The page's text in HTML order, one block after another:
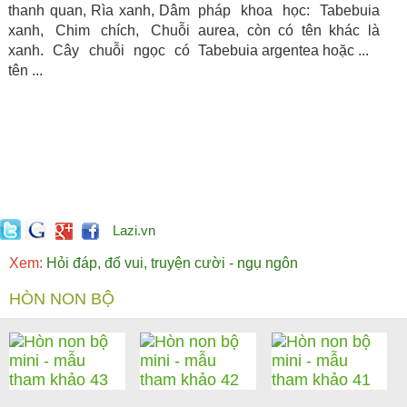
thanh quan, Rìa xanh, Dâm
xanh, Chim chích, Chuỗi
xanh. Cây chuỗi ngọc có
tên ...
pháp khoa học: Tabebuia
aurea, còn có tên khác là
Tabebuia argentea hoặc ...
Lazi.vn
Xem: Hỏi đáp, đố vui, truyện cười - ngụ ngôn
HÒN NON BỘ